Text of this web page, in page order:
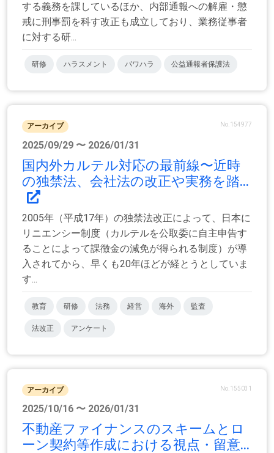
する義務を課しているほか、内部通報への解雇・懲
戒に刑事罰を科す改正も成立しており、業務従事者
に対する研...
研修 ハラスメント パワハラ 公益通報者保護法
アーカイブ No.154977
2025/09/29 〜 2026/01/31
国内外カルテル対応の最前線〜近時
の独禁法、会社法の改正や実務を踏...
2005年（平成17年）の独禁法改正によって、日本に
リニエンシー制度（カルテルを公取委に自主申告す
ることによって課徴金の減免が得られる制度）が導
入されてから、早くも20年ほどが経とうとしていま
す...
教育 研修 法務 経営 海外 監査
法改正 アンケート
アーカイブ No.155031
2025/10/16 〜 2026/01/31
不動産ファイナンスのスキームとロ
ーン契約等作成における視点・留意...